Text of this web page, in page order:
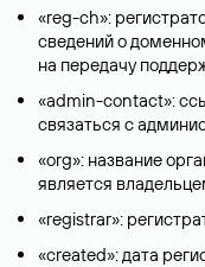
«reg-ch»:
сведений о
на передачу
«admin-contact»:
связаться с
«org»: название
является
«registrar»:
«created»: дата